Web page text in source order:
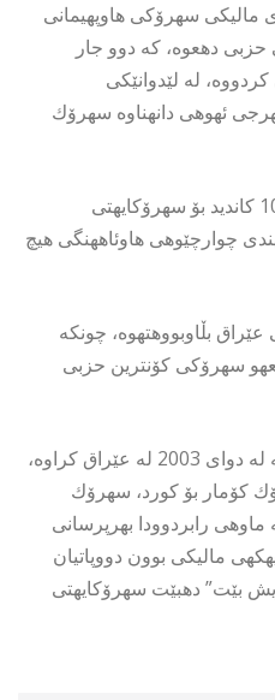
نوورى مالیكى سهرۆكى هاوپهیمانى
حزبى دهعوه، كه دوو جار
له لێدوانێكى
ئهوهى دانهناوه سهرۆك
ههروهها نوورى مالیكى دهڵێ، “10 كاندید بۆ سهرۆكایهتى
چوارچێوهى هاوئاههنگى هیچ
عێراق بڵاوبووهتهوه، چونكه
سهرۆكى كۆنترین حزبى
بهگوێرهى تهوافووقى سیاسى كه له دواى 2003 له عێراق كراوه،
كۆمار بۆ كورد، سهرۆك
ماوهى رابردوودا بهرپرسانى
مالیكى بوون دووپاتیان
بۆ 100 ساڵى تریش بێت” دهبێت سهرۆكایهتى